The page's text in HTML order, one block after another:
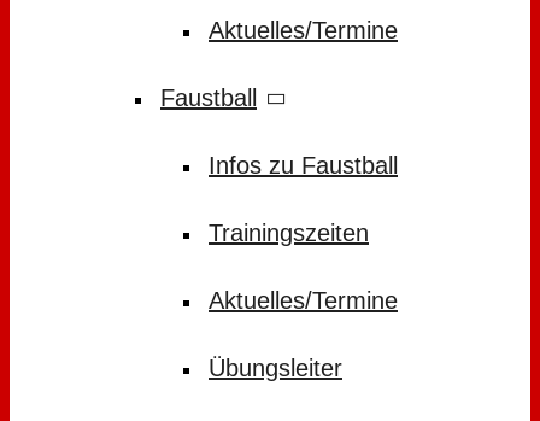
Aktuelles/Termine
Faustball
Infos zu Faustball
Trainingszeiten
Aktuelles/Termine
Übungsleiter